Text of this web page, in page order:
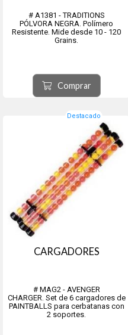
# A1381 - TRADITIONS
PÓLVORA NEGRA. Polímero
Resistente. Mide desde 10 - 120
Grains.
Comprar
Destacado
CARGADORES
# MAG2 - AVENGER
CHARGER. Set de 6 cargadores de
PAINTBALLS para cerbatanas con
2 soportes.